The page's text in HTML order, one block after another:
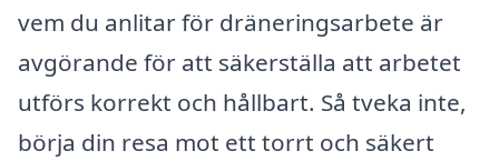
vem du anlitar för dräneringsarbete är
avgörande för att säkerställa att arbetet
utförs korrekt och hållbart. Så tveka inte,
börja din resa mot ett torrt och säkert